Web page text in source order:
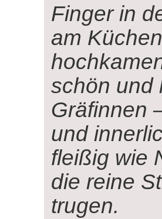
Finger in
am
schön und
Gräfinnen
und
fleißig wie
die reine
trugen.